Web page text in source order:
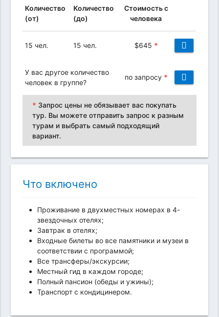
Количество
(от)
Количество
(до)
Стоимость с
человека
15 чел. 15 чел. $645 *
У вас другое количество
человек в группе?
по запросу *
* Запрос цены не обязывает вас покупать
тур. Вы можете отправить запрос к разным
турам и выбрать самый подходящий
вариант.
Что включено
Проживание в двухместных номерах в 4-
звездочных отелях;
Завтрак в отелях;
Входные билеты во все памятники и музеи в
соответствии с программой;
Все трансферы/экскурсии;
Местный гид в каждом городе;
Полный пансион (обеды и ужины);
Транспорт с кондицинером.